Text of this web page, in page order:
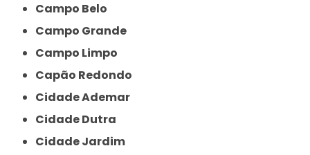
Campo Belo
Campo Grande
Campo Limpo
Capão Redondo
Cidade Ademar
Cidade Dutra
Cidade Jardim